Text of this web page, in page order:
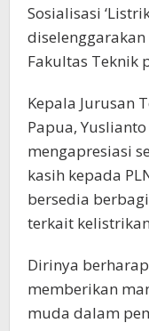
Sosialisasi
Fakultas Teknik
Kepala Jurusan
Papua,
mengapresiasi
kasih kepada
bersedia
terkait
Dirinya
memberikan
muda dalam